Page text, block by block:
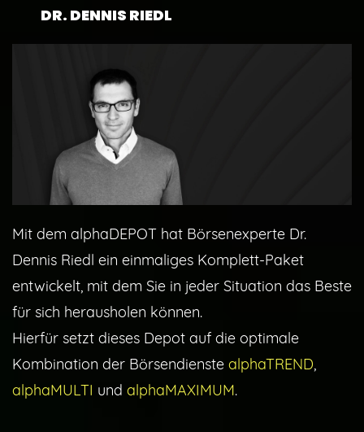
DR. DENNIS RIEDL
Mit dem alphaDEPOT hat Börsenexperte Dr.
Dennis Riedl ein einmaliges Komplett-Paket
entwickelt, mit dem Sie in jeder Situation das Beste
für sich herausholen können.
Hierfür setzt dieses Depot auf die optimale
Kombination der Börsendienste alphaTREND,
alphaMULTI und alphaMAXIMUM.